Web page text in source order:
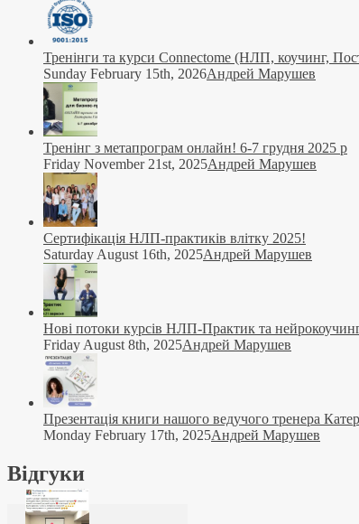
Тренінги та курси Connectome (НЛП, коучинг,
Sunday February 15th, 2026Андрей Марушев
Тренінг з метапрограм онлайн! 6-7 грудня 2025 р
Friday November 21st, 2025Андрей Марушев
Сертифікація НЛП-практиків влітку 2025!
Saturday August 16th, 2025Андрей Марушев
Нові потоки курсів НЛП-Практик та
Friday August 8th, 2025Андрей Марушев
Презентація книги нашого ведучого тренера
Monday February 17th, 2025Андрей Марушев
Відгуки